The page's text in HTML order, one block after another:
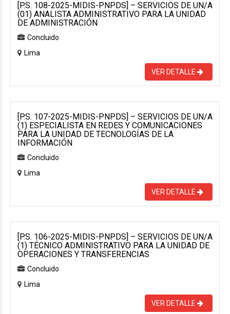
[P.S. 108-2025-MIDIS-PNPDS] – SERVICIOS DE UN/A
(01) ANALISTA ADMINISTRATIVO PARA LA UNIDAD
DE ADMINISTRACIÓN
Concluido
Lima
VER DETALLE
[P.S. 107-2025-MIDIS-PNPDS] – SERVICIOS DE UN/A
(1) ESPECIALISTA EN REDES Y COMUNICACIONES
PARA LA UNIDAD DE TECNOLOGÍAS DE LA
INFORMACIÓN
Concluido
Lima
VER DETALLE
[P.S. 106-2025-MIDIS-PNPDS] – SERVICIOS DE UN/A
(1) TÉCNICO ADMINISTRATIVO PARA LA UNIDAD DE
OPERACIONES Y TRANSFERENCIAS
Concluido
Lima
VER DETALLE